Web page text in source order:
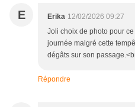
E Erika 12/02/2026 09:27
Joli choix de photo pour
journée malgré cette
dégâts sur son
Répondre